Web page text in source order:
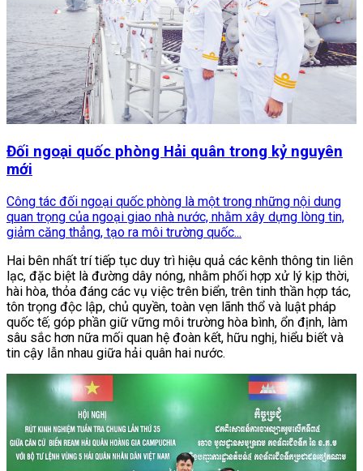
Đối ngoại quốc phòng Hải quân trong kỷ nguyên
mới
Công tác đối ngoại quốc phòng là một trong những nội dung
quan trọng của ngoại giao nhà nước, nhằm xây dựng lòng tin,
giảm căng thẳng, tạo ra môi trường quốc...
Hai bên nhất trí tiếp tục duy trì hiệu quả các kênh thông tin liên
lạc, đặc biệt là đường dây nóng, nhằm phối hợp xử lý kịp thời,
hài hòa, thỏa đáng các vụ việc trên biển, trên tinh thần hợp tác,
tôn trọng độc lập, chủ quyền, toàn vẹn lãnh thổ và luật pháp
quốc tế; góp phần giữ vững môi trường hòa bình, ổn định, làm
sâu sắc hơn nữa mối quan hệ đoàn kết, hữu nghị, hiểu biết và
tin cậy lẫn nhau giữa hải quân hai nước.